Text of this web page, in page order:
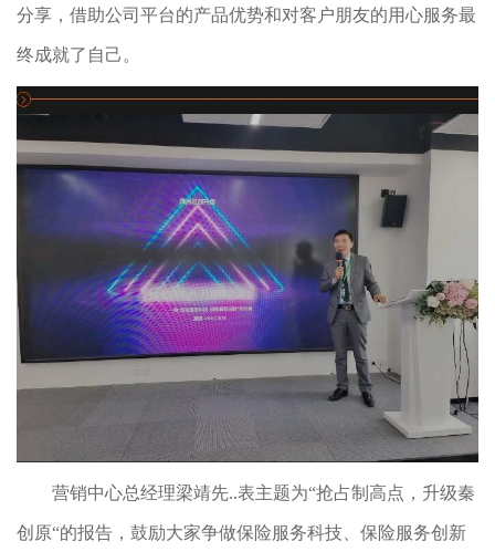
分享，借助公司平台的产品优势和对客户朋友的用心服务最
终成就了自己。
营销中心总经理梁靖先..表主题为“抢占制高点，升级秦
创原“的报告，鼓励大家争做保险服务科技、保险服务创新